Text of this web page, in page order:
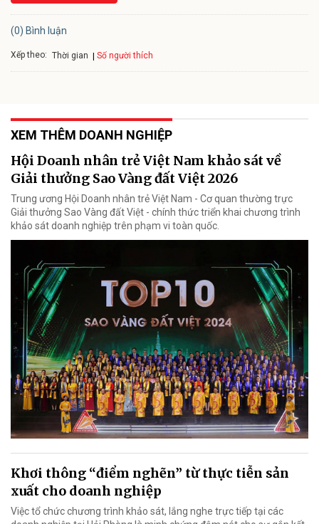
(0) Bình luận
Xếp theo: Thời gian Số người thích
XEM THÊM DOANH NGHIỆP
Hội Doanh nhân trẻ Việt Nam khảo sát về
Giải thưởng Sao Vàng đất Việt 2026
Trung ương Hội Doanh nhân trẻ Việt Nam - Cơ quan thường trực
Giải thưởng Sao Vàng đất Việt - chính thức triển khai chương trình
khảo sát doanh nghiệp trên phạm vi toàn quốc.
Khơi thông “điểm nghẽn” từ thực tiễn sản
xuất cho doanh nghiệp
Việc tổ chức chương trình khảo sát, lắng nghe trực tiếp tại các